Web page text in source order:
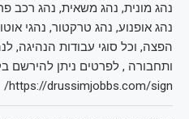
נהג מונית, נהג משאית, נהג רכב
נהג אופנוע, נהג טרקטור, נהגי
הפצה, וכל סוגי עבודות הנהיגה,
ותחבורה , לפרטים ניתן להירשם
https://drussimjobbs.com/sign/